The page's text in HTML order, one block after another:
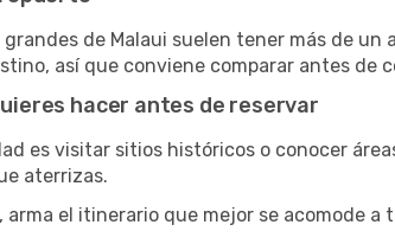
grandes de Malaui suelen tener más de
así que conviene comparar antes de
hacer antes de reservar
es visitar sitios históricos o conocer
aterrizas.
arma el itinerario que mejor se acomode a